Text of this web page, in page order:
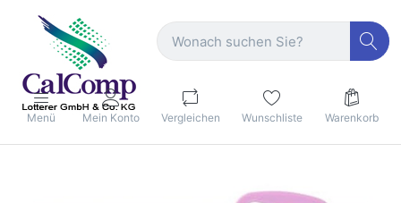
Menü Mein Konto Vergleichen Wunschliste Warenkorb